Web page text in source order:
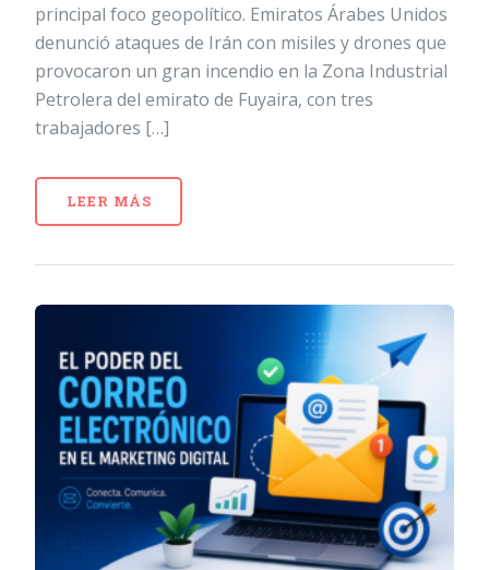
principal foco geopolítico. Emiratos Árabes Unidos
denunció ataques de Irán con misiles y drones que
provocaron un gran incendio en la Zona Industrial
Petrolera del emirato de Fuyaira, con tres
trabajadores […]
LEER MÁS